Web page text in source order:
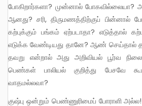
போகிறார்களா? முன்னால் போகவில்லையா?
ஆனது? சரி, திருமணத்திற்குப் பின்னால்
கற்புக்கும் பங்கம் ஏற்படாதா? எடுத்தால்
எடுக்க வேண்டியது தானே? ஆண் செய்தால்
தவறு என்றால் அது அறிவியல் பூர்வ
பெண்கள் பாலியல் குறித்து பேசவே
வாதமல்லவா?
குஷ்பு ஒன்றும் பெண்ணுரிமைப் போராளி அல்ல! அவர் கூறிய கருத்துக்கள்